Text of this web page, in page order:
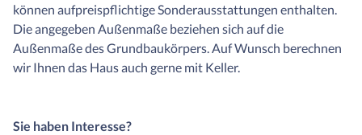
können aufpreispflichtige Sonderausstattungen enthalten.
Die angegeben Außenmaße beziehen sich auf die
Außenmaße des Grundbaukörpers. Auf Wunsch berechnen
wir Ihnen das Haus auch gerne mit Keller.
Sie haben Interesse?